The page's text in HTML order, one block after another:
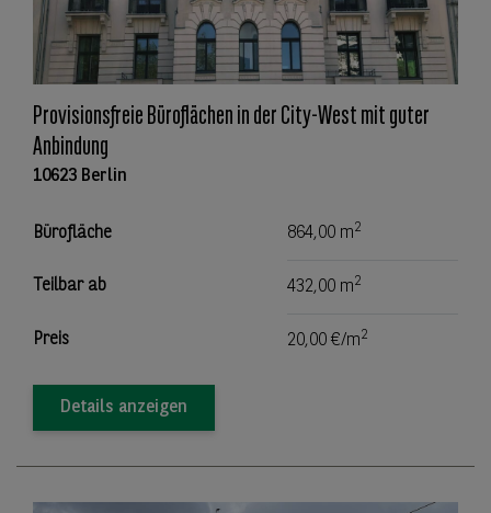
Provisionsfreie Büroflächen in der City-West mit guter
Anbindung
10623 Berlin
Bürofläche 864,00 m2
Teilbar ab 432,00 m2
Preis 20,00 €/m2
Details anzeigen